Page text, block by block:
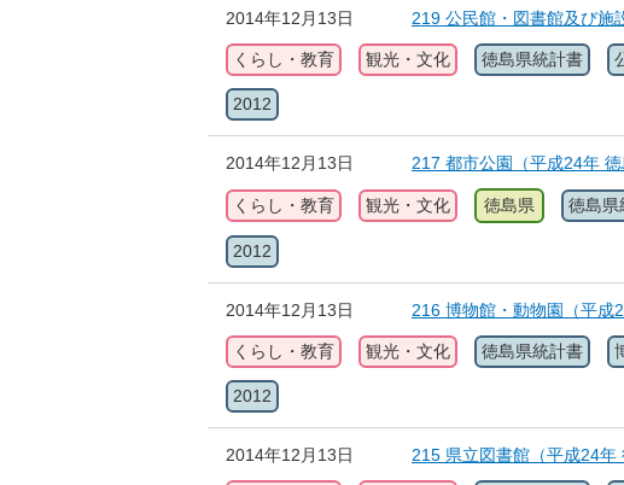
2014年12月13日 219 公民館・図書館及び施
くらし・教育 観光・文化 徳島県統計書
2012
2014年12月13日 217 都市公園（平成24年 徳
くらし・教育 観光・文化 徳島県 徳島県
2012
2014年12月13日 216 博物館・動物園（平成
くらし・教育 観光・文化 徳島県統計書
2012
2014年12月13日
215 県立図書館（平成24年